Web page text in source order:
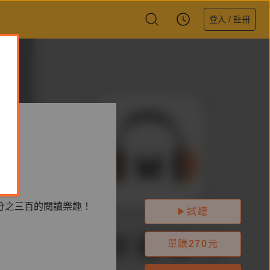
登入 / 註冊
三百的閱讀樂趣！ 試聽
單購270 元